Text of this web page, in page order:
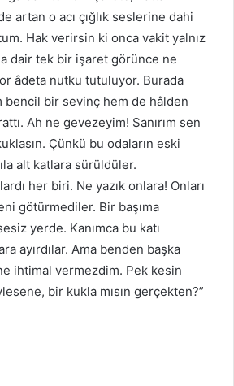
artan o acı çığlık seslerine dahi
Hak verirsin ki onca vakit yalnız
dair tek bir işaret görünce ne
âdeta nutku tutuluyor. Burada
bencil bir sevinç hem de hâlden
Ah ne gevezeyim! Sanırım sen
Çünkü bu odaların eski
alt katlara sürüldüler.
her biri. Ne yazık onlara! Onları
götürmediler. Bir başıma
yerde. Kanımca bu katı
ayırdılar. Ama benden başka
ihtimal vermezdim. Pek kesin
bir kukla mısın gerçekten?”